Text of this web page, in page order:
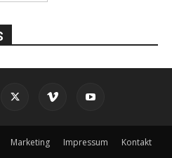
Marketing Impressum Kontakt